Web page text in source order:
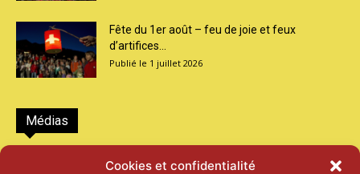
Cookies et confidentialité
Fête du 1er août – feu de joie et feux
d’artifices...
1 juillet 2026
Médias
2026 – Laiterie d’Orsières et Abbaye de St-